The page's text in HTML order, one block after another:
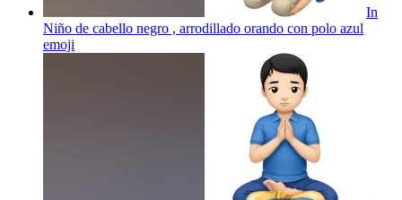
In
Niño de cabello negro , arrodillado orando con polo azul
emoji